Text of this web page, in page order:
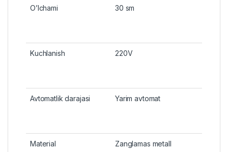
O’lchami 30 sm
Kuchlanish 220V
Avtomatlik darajasi Yarim avtomat
Material Zanglamas metall